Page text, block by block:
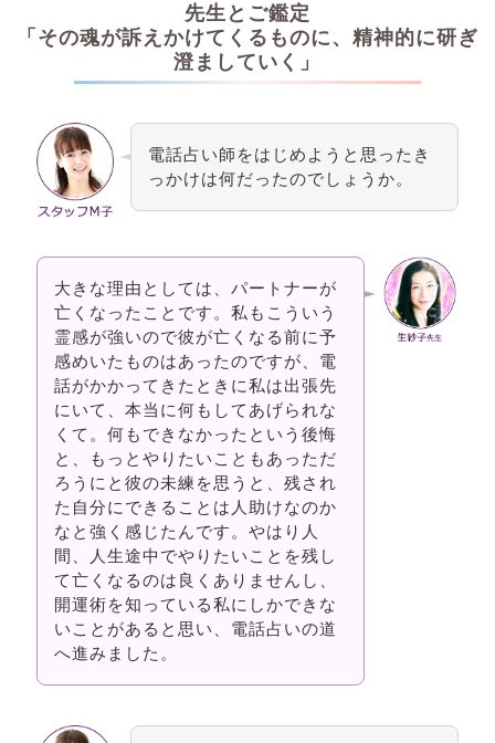
先生とご鑑定
「その魂が訴えかけてくるものに、精神的に研ぎ
澄ましていく」
電話占い師をはじめようと思ったき
っかけは何だったのでしょうか。
大きな理由としては、パートナーが
亡くなったことです。私もこういう
霊感が強いので彼が亡くなる前に予
感めいたものはあったのですが、電
話がかかってきたときに私は出張先
にいて、本当に何もしてあげられな
くて。何もできなかったという後悔
と、もっとやりたいこともあっただ
ろうにと彼の未練を思うと、残され
た自分にできることは人助けなのか
なと強く感じたんです。やはり人
間、人生途中でやりたいことを残し
て亡くなるのは良くありませんし、
開運術を知っている私にしかできな
いことがあると思い、電話占いの道
へ進みました。